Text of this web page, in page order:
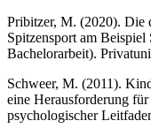
Pribitzer, M. (2020). Die
Spitzensport am
Bachelorarbeit).
Schweer, M. (2011).
eine Herausforderung
psychologischer